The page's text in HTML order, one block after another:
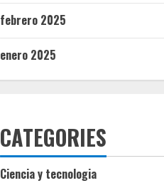
febrero 2025
enero 2025
CATEGORIES
Ciencia y tecnologia